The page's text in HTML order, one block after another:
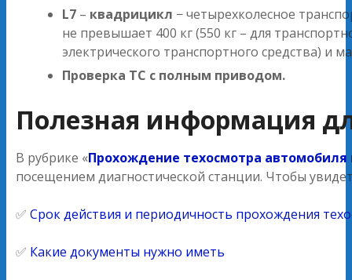
L7 – квадрицикл − четырехколесное
не превышает 400 кг (550 кг – для
электрического транспортного средства) и
Проверка ТС с полным приводом.
Полезная информация
В рубрике «Прохождение техосмотра автомобиля
посещением диагностической станции. Чтобы
✅ Срок действия и периодичность прохождения
✅ Какие документы нужно иметь